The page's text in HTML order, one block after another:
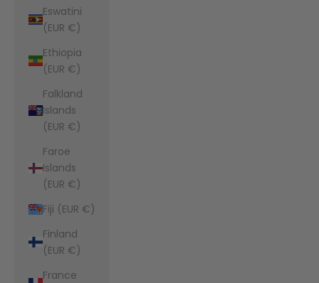
Eswatini
(EUR €)
Ethiopia
(EUR €)
Falkland
Islands
(EUR €)
Faroe
Islands
(EUR €)
Fiji (EUR €)
Finland
(EUR €)
France